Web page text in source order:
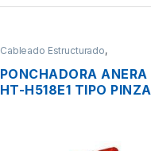
Cableado Estructurado,
PONCHADORA ANERA
HT-H518E1 TIPO PINZA